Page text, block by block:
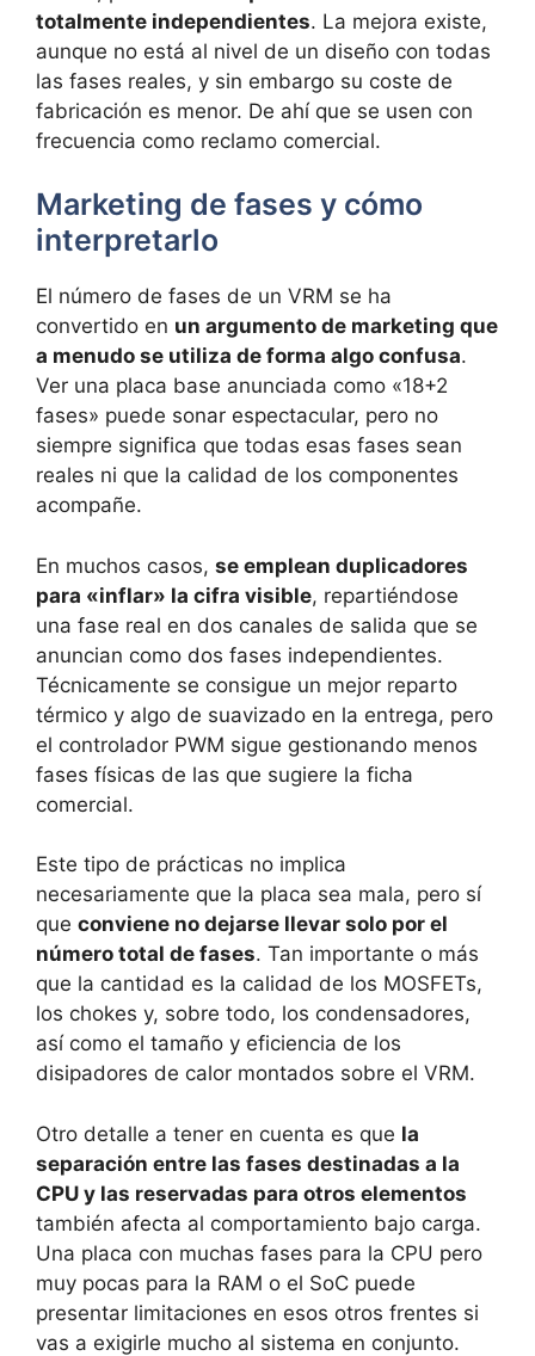
totalmente independientes. La mejora existe,
aunque no está al nivel de un diseño con todas
las fases reales, y sin embargo su coste de
fabricación es menor. De ahí que se usen con
frecuencia como reclamo comercial.
Marketing de fases y cómo
interpretarlo
El número de fases de un VRM se ha
convertido en un argumento de marketing que
a menudo se utiliza de forma algo confusa.
Ver una placa base anunciada como «18+2
fases» puede sonar espectacular, pero no
siempre significa que todas esas fases sean
reales ni que la calidad de los componentes
acompañe.
En muchos casos, se emplean duplicadores
para «inflar» la cifra visible, repartiéndose
una fase real en dos canales de salida que se
anuncian como dos fases independientes.
Técnicamente se consigue un mejor reparto
térmico y algo de suavizado en la entrega, pero
el controlador PWM sigue gestionando menos
fases físicas de las que sugiere la ficha
comercial.
Este tipo de prácticas no implica
necesariamente que la placa sea mala, pero sí
que conviene no dejarse llevar solo por el
número total de fases. Tan importante o más
que la cantidad es la calidad de los MOSFETs,
los chokes y, sobre todo, los condensadores,
así como el tamaño y eficiencia de los
disipadores de calor montados sobre el VRM.
Otro detalle a tener en cuenta es que la
separación entre las fases destinadas a la
CPU y las reservadas para otros elementos
también afecta al comportamiento bajo carga.
Una placa con muchas fases para la CPU pero
muy pocas para la RAM o el SoC puede
presentar limitaciones en esos otros frentes si
vas a exigirle mucho al sistema en conjunto.